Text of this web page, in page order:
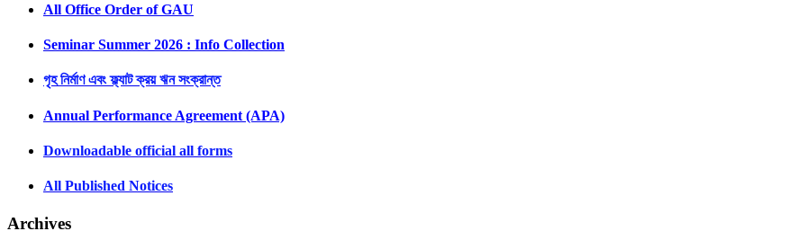
All Office Order of GAU
Seminar Summer 2026 : Info Collection
গৃহ নির্মাণ এবং ফ্ল্যাট ক্রয় ঋন সংক্রান্ত
Annual Performance Agreement (APA)
Downloadable official all forms
All Published Notices
Archives